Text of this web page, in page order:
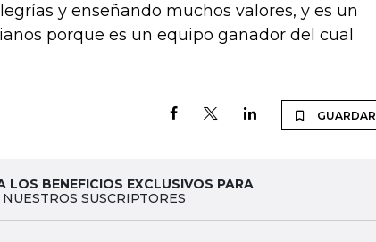
y enseñando muchos valores, y es un
porque es un equipo ganador del cual
GUARDAR
LOS BENEFICIOS EXCLUSIVOS PARA
NUESTROS SUSCRIPTORES